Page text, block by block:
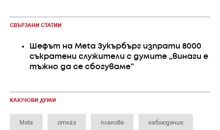
СВЪРЗАНИ СТАТИИ
Шефът на Meta Зукърбърг изпрати 8000
съкратени служители с думите „винаги е
тъжно да се сбогуваме“
КЛЮЧОВИ ДУМИ
Meta отказ планове наблюдение